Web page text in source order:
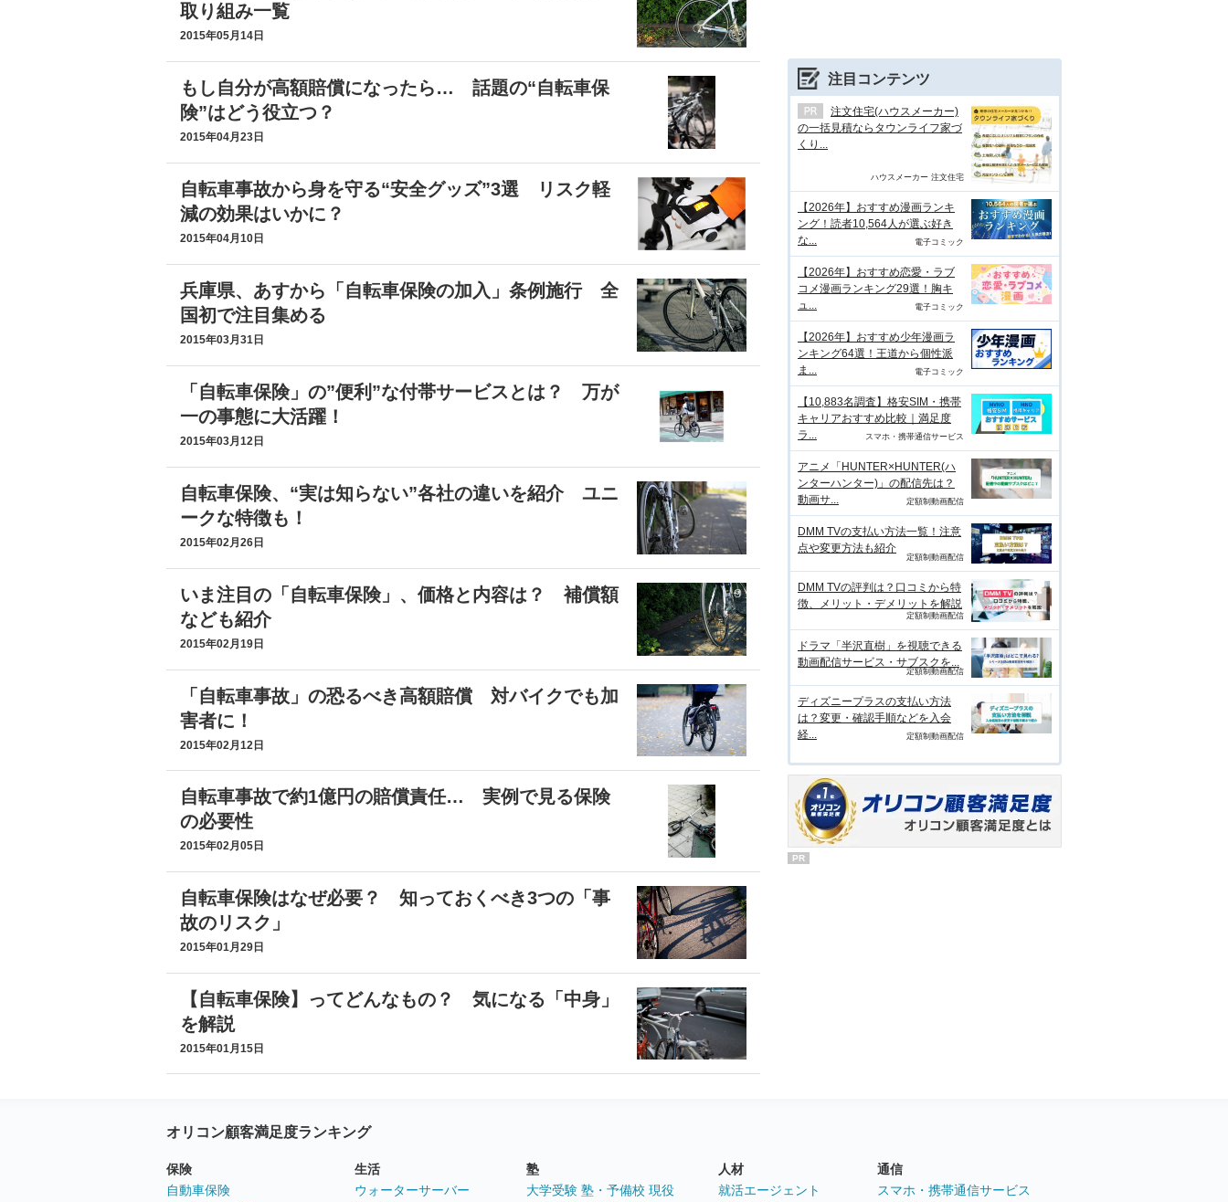
取り組み一覧
2015年05月14日
もし自分が高額賠償になったら… 話題の“自転車保
険”はどう役立つ？
2015年04月23日
自転車事故から身を守る“安全グッズ”3選 リスク軽
減の効果はいかに？
2015年04月10日
兵庫県、あすから「自転車保険の加入」条例施行 全
国初で注目集める
2015年03月31日
「自転車保険」の”便利”な付帯サービスとは？ 万が
一の事態に大活躍！
2015年03月12日
自転車保険、“実は知らない”各社の違いを紹介 ユニ
ークな特徴も！
2015年02月26日
いま注目の「自転車保険」、価格と内容は？ 補償額
なども紹介
2015年02月19日
「自転車事故」の恐るべき高額賠償 対バイクでも加
害者に！
2015年02月12日
自転車事故で約1億円の賠償責任… 実例で見る保険
の必要性
2015年02月05日
自転車保険はなぜ必要？ 知っておくべき3つの「事
故のリスク」
2015年01月29日
【自転車保険】ってどんなもの？ 気になる「中身」
を解説
2015年01月15日
注目コンテンツ
注文住宅(ハウスメーカー)
の一括見積ならタウンライフ家づ
くり...
ハウスメーカー 注文住宅
【2026年】おすすめ漫画ランキ
ング！読者10,564人が選ぶ好き
な...
電子コミック
【2026年】おすすめ恋愛・ラブ
コメ漫画ランキング29選！胸キ
ュ...
電子コミック
【2026年】おすすめ少年漫画ラ
ンキング64選！王道から個性派
ま...
電子コミック
【10,883名調査】格安SIM・携帯
キャリアおすすめ比較｜満足度
ラ...
スマホ・携帯通信サービス
アニメ「HUNTER×HUNTER(ハ
ンターハンター)」の配信先は？
動画サ...
定額制動画配信
DMM TVの支払い方法一覧！注意
点や変更方法も紹介
定額制動画配信
DMM TVの評判は？口コミから特
徴、メリット・デメリットを解説
定額制動画配信
ドラマ「半沢直樹」を視聴できる
動画配信サービス・サブスクを...
定額制動画配信
ディズニープラスの支払い方法
は？変更・確認手順などを入会
経...
定額制動画配信
PR
オリコン顧客満足度ランキング
保険
自動車保険
生活
ウォーターサーバー
塾
大学受験 塾・予備校 現役
人材
就活エージェント
通信
スマホ・携帯通信サービス